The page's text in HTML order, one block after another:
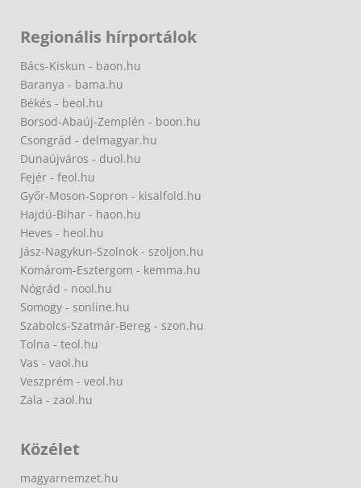
Regionális hírportálok
Bács-Kiskun - baon.hu
Baranya - bama.hu
Békés - beol.hu
Borsod-Abaúj-Zemplén - boon.hu
Csongrád - delmagyar.hu
Dunaújváros - duol.hu
Fejér - feol.hu
Győr-Moson-Sopron - kisalfold.hu
Hajdú-Bihar - haon.hu
Heves - heol.hu
Jász-Nagykun-Szolnok - szoljon.hu
Komárom-Esztergom - kemma.hu
Nógrád - nool.hu
Somogy - sonline.hu
Szabolcs-Szatmár-Bereg - szon.hu
Tolna - teol.hu
Vas - vaol.hu
Veszprém - veol.hu
Zala - zaol.hu
Közélet
magyarnemzet.hu